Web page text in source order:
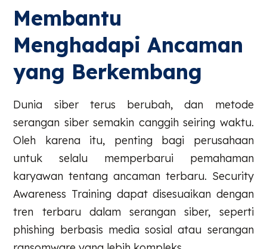
Membantu
Menghadapi Ancaman
yang Berkembang
Dunia siber terus berubah, dan metode
serangan siber semakin canggih seiring waktu.
Oleh karena itu, penting bagi perusahaan
untuk selalu memperbarui pemahaman
karyawan tentang ancaman terbaru. Security
Awareness Training dapat disesuaikan dengan
tren terbaru dalam serangan siber, seperti
phishing berbasis media sosial atau serangan